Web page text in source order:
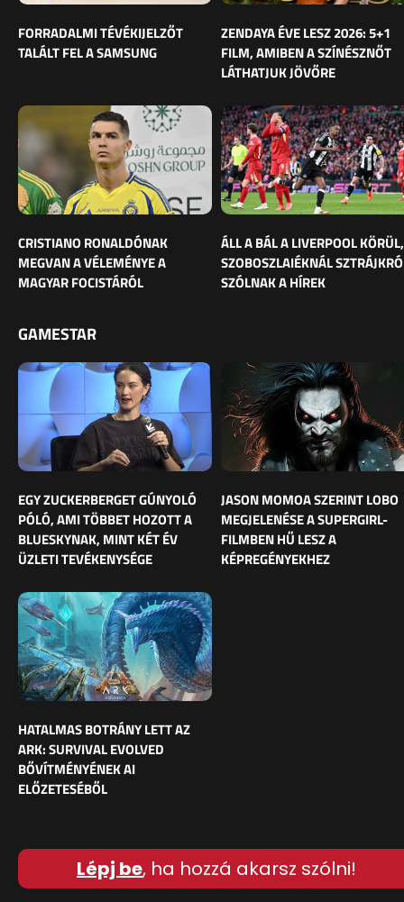
FORRADALMI TÉVÉKIJELZŐT
TALÁLT FEL A SAMSUNG
ZENDAYA ÉVE LESZ 2026: 5+1
FILM, AMIBEN A SZÍNÉSZNŐT
LÁTHATJUK JÖVŐRE
CRISTIANO RONALDÓNAK
MEGVAN A VÉLEMÉNYE A
MAGYAR FOCISTÁRÓL
ÁLL A BÁL A LIVERPOOL KÖRÜL,
SZOBOSZLAIÉKNÁL
SZÓLNAK A HÍREK
GAMESTAR
EGY ZUCKERBERGET GÚNYOLÓ
PÓLÓ, AMI TÖBBET HOZOTT A
BLUESKYNAK, MINT KÉT ÉV
ÜZLETI TEVÉKENYSÉGE
JASON MOMOA SZERINT LOBO
MEGJELENÉSE A SUPERGIRL-
FILMBEN HŰ LESZ A
KÉPREGÉNYEKHEZ
HATALMAS BOTRÁNY LETT AZ
ARK: SURVIVAL EVOLVED
BŐVÍTMÉNYÉNEK AI
ELŐZETESÉBŐL
Lépj be, ha hozzá akarsz szólni!